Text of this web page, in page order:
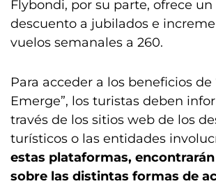
Flybondi, por su parte, ofrece un
descuento a jubilados e
vuelos semanales a 260.
Para acceder a los beneficios de
Emerge”, los turistas deben
través de los sitios web de los
turísticos o las entidades
estas plataformas,
sobre las distintas formas de